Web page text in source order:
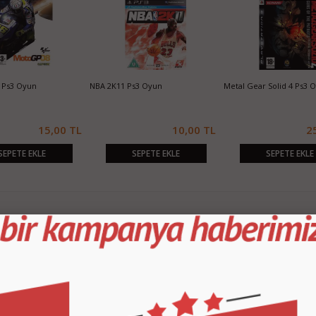
15,00 TL
NBA 2K11 Ps3 Oyun
10,00 TL
SEPETE EKLE
Metal Gear Solid 4 Ps3 Oyun
25,00 TL
SEPETE EKLE
KURUMSAL